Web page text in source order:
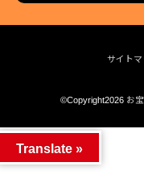
サイトマ
©Copyright2026 お
Translate »